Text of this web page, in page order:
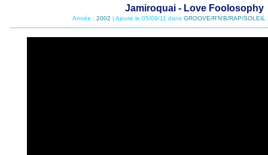
Jamiroquai - Love Foolosophy
Année : 2002 | Ajouté le 05/09/11 dans GROOVE/R'N'B/RAP/SOLEIL